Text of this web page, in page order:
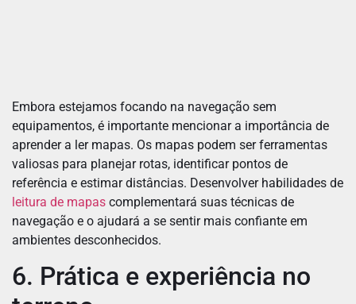
Embora estejamos focando na navegação sem
equipamentos, é importante mencionar a importância de
aprender a ler mapas. Os mapas podem ser ferramentas
valiosas para planejar rotas, identificar pontos de
referência e estimar distâncias. Desenvolver habilidades de
leitura de mapas complementará suas técnicas de
navegação e o ajudará a se sentir mais confiante em
ambientes desconhecidos.
6. Prática e experiência no